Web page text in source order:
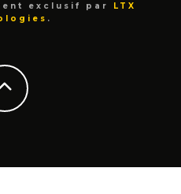
exclusif par
LTX
.